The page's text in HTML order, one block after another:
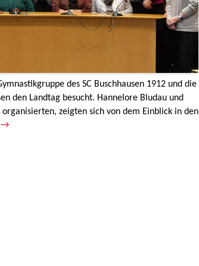
des SC Buschhausen 1912 und die
den Landtag besucht. Hannelore Bludau und
zeigten sich von dem Einblick in den
→